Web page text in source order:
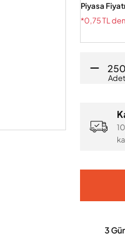
Piyasa Fiyatı
*0,75 TL
Adet
3